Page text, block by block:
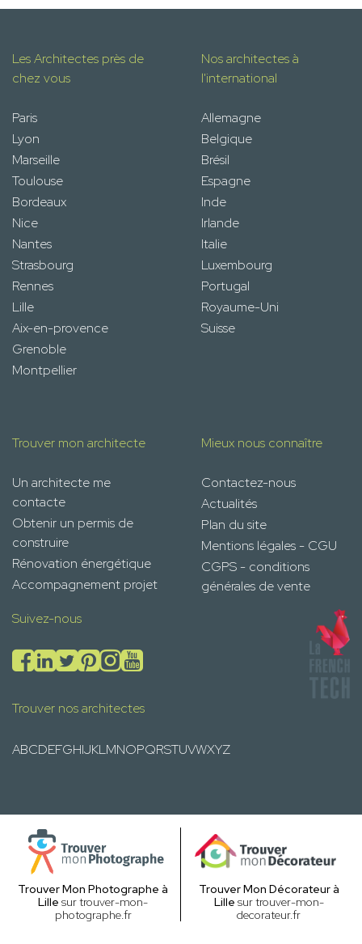
Les Architectes près de
chez vous
Paris
Lyon
Marseille
Toulouse
Bordeaux
Nice
Nantes
Strasbourg
Rennes
Lille
Aix-en-provence
Grenoble
Montpellier
Nos architectes à
l'international
Allemagne
Belgique
Brésil
Espagne
Inde
Irlande
Italie
Luxembourg
Portugal
Royaume-Uni
Suisse
Trouver mon architecte
Un architecte me
contacte
Obtenir un permis de
construire
Rénovation énergétique
Accompagnement projet
Mieux nous connaître
Contactez-nous
Actualités
Plan du site
Mentions légales - CGU
CGPS - conditions
générales de vente
Suivez-nous
Trouver nos architectes
ABCDEFGHIJKLMNOPQRSTUVWXYZ
Trouver Mon Photographe à
Lille sur trouver-mon-
photographe.fr
Trouver Mon Décorateur à
Lille sur trouver-mon-
decorateur.fr